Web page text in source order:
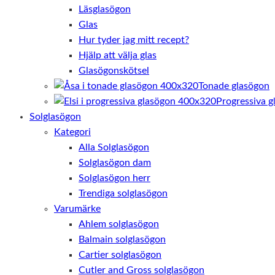
Läsglasögon
Glas
Hur tyder jag mitt recept?
Hjälp att välja glas
Glasögonskötsel
Tonade glasögon
Progressiva
Solglasögon
Kategori
Alla Solglasögon
Solglasögon dam
Solglasögon herr
Trendiga solglasögon
Varumärke
Ahlem solglasögon
Balmain solglasögon
Cartier solglasögon
Cutler and Gross solglasögon